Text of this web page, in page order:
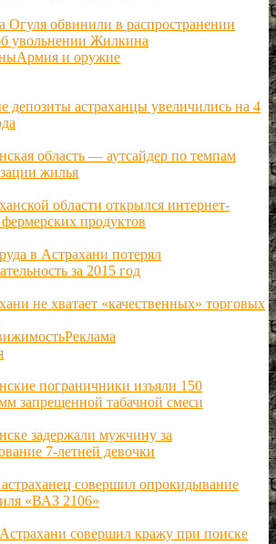
Огуля обвинили в распространении
увольнении Жилкина
Армия и оружие
депозиты астраханцы увеличились на 4
область — аутсайдер по темпам
жилья
области открылся интернет-
продуктов
в Астрахани потерял
за 2015 год
не хватает «качественных» торговых
Реклама
пограничники изъяли 150
запрещенной табачной смеси
задержали мужчину за
7-летней девочки
совершил опрокидывание
«ВАЗ 2106»
совершил кражу при поиске